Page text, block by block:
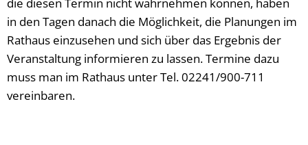
in den Tagen danach die Möglichkeit, die Planungen im
Rathaus einzusehen und sich über das Ergebnis der
Veranstaltung informieren zu lassen. Termine dazu
muss man im Rathaus unter Tel. 02241/900-711
vereinbaren.